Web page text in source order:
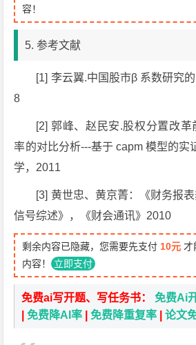
容！
5. 参考文献
[1] 李云翼.中国股市β 系数研究
8
[2] 郭峰、赵民安.股权分置改
率的对比分析---基于 capm 模型的实
学，2011
[3] 黄世忠、黄京菁：《财务报
信号综述》，《财会通讯》2010
剩余内容已隐藏，您需要先支付 10元 才
内容！ 立即支付
免费ai写开题、写任务书：免费Ai
|免费降AI率 |免费降重复率 |论文